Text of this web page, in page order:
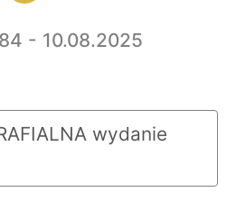
- 10.08.2025
wydanie